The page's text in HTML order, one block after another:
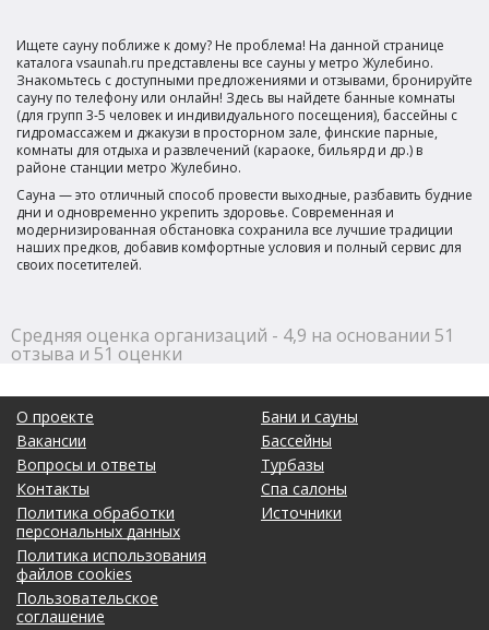
Ищете сауну поближе к дому? Не проблема! На данной странице
каталога vsaunah.ru представлены все сауны у метро Жулебино.
Знакомьтесь с доступными предложениями и отзывами, бронируйте
сауну по телефону или онлайн! Здесь вы найдете банные комнаты
(для групп 3-5 человек и индивидуального посещения), бассейны с
гидромассажем и джакузи в просторном зале, финские парные,
комнаты для отдыха и развлечений (караоке, бильярд и др.) в
районе станции метро Жулебино.
Сауна — это отличный способ провести выходные, разбавить будние
дни и одновременно укрепить здоровье. Современная и
модернизированная обстановка сохранила все лучшие традиции
наших предков, добавив комфортные условия и полный сервис для
своих посетителей.
Средняя оценка организаций - 4,9 на основании 51
отзыва и 51 оценки
О проекте
Вакансии
Вопросы и ответы
Контакты
Политика обработки
персональных данных
Политика использования
файлов cookies
Пользовательское
соглашение
Бани и сауны
Бассейны
Турбазы
Спа салоны
Источники